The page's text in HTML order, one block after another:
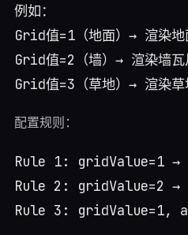
例如：
Grid值=1（地面）→ 渲染地
Grid值=2（墙）→ 渲染墙瓦
配置规则：
Rule 1: gridValue=1 →
Rule 2: gridValue=2 →